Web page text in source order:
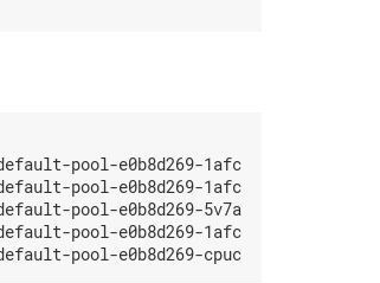
pool-e0b8d269-1afc
pool-e0b8d269-1afc
pool-e0b8d269-5v7a
pool-e0b8d269-1afc